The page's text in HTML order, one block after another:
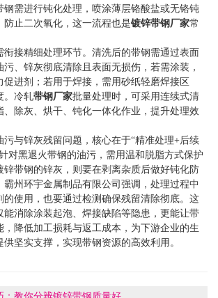
钢需进行钝化处理，喷涂薄层铬酸盐或无铬钝
防止二次氧化，这一流程也是镀锌带钢厂家常
衔接精细处理环节。清洗后的带钢需通过表面
、锌灰彻底清除且表面无损伤，若需涂装，
促进剂；若用于焊接，需用砂纸轻磨焊接区
。冷轧带钢厂家批量处理时，可采用连续式清
、除灰、烘干、钝化一体化作业，提升处理效
污与锌灰残留问题，核心在于“精准处理+后续
对黑退火带钢的油污，需用温和脱脂方式保护
锌带钢的锌灰，则要在剥离杂质后做好钝化防
霸州环宇金属制品有限公司强调，处理过程中
的使用，也要通过检测确保残留清除彻底。这
能消除涂装起泡、焊接缺陷等隐患，更能让带
，降低加工损耗与返工成本，为下游企业的生
坚实支撑，实现带钢资源的高效利用。